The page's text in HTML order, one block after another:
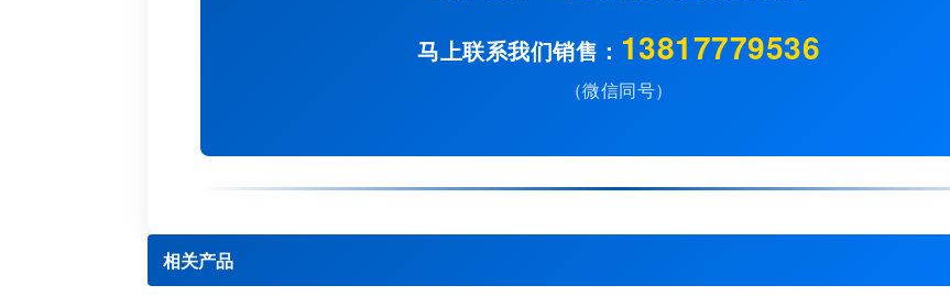
马上联系我们销售： 13817779536
（微信同号）
相关产品